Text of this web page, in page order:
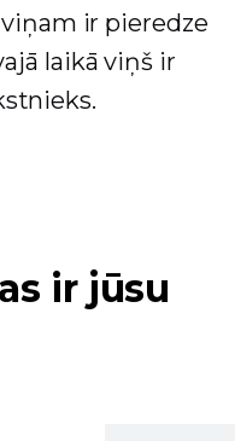
ir pieredze
laikā viņš ir
ir jūsu